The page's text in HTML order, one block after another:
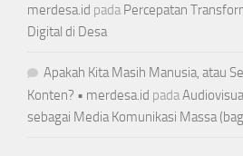
merdesa.id pada Percepatan
Digital di Desa
Apakah Kita Masih Manusia, atau
Konten? • merdesa.id pada
sebagai Media Komunikasi Massa